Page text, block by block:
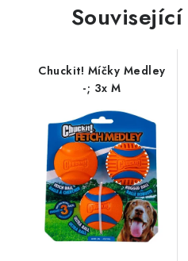
Chuckit! Míčky Medley
-; 3x M